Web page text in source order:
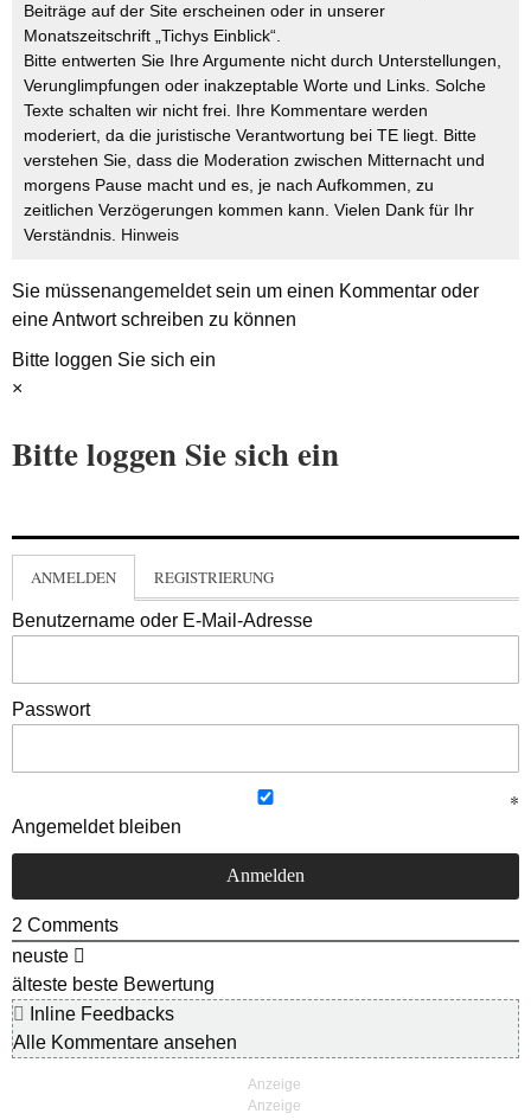
Beiträge auf der Site erscheinen oder in unserer
Monatszeitschrift „Tichys Einblick“.
Bitte entwerten Sie Ihre Argumente nicht durch Unterstellungen,
Verunglimpfungen oder inakzeptable Worte und Links. Solche
Texte schalten wir nicht frei. Ihre Kommentare werden
moderiert, da die juristische Verantwortung bei TE liegt. Bitte
verstehen Sie, dass die Moderation zwischen Mitternacht und
morgens Pause macht und es, je nach Aufkommen, zu
zeitlichen Verzögerungen kommen kann. Vielen Dank für Ihr
Verständnis. Hinweis
Sie müssenangemeldetsein um einen Kommentar oder
eine Antwort schreiben zu können
Bitte loggen Sie sich ein
×
Bitte loggen Sie sich ein
ANMELDEN REGISTRIERUNG
Benutzername oder E-Mail-Adresse
Passwort
Angemeldet bleiben
2 Comments
neuste
älteste beste Bewertung
Inline Feedbacks
Alle Kommentare ansehen